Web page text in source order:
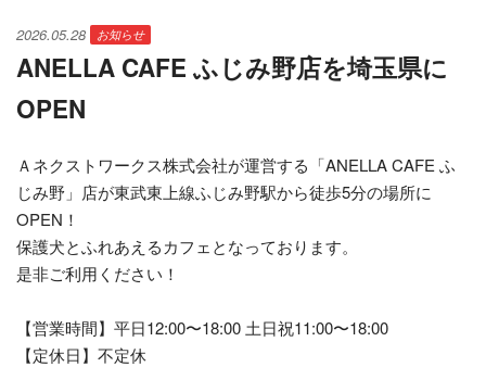
2026.05.28 お知らせ
ANELLA CAFE ふじみ野店を埼玉県に
OPEN
Ａネクストワークス株式会社が運営する「ANELLA CAFE ふ
じみ野」店が東武東上線ふじみ野駅から徒歩5分の場所に
OPEN！
保護犬とふれあえるカフェとなっております。
是非ご利用ください！
【営業時間】平日12:00〜18:00 土日祝11:00〜18:00
【定休日】不定休